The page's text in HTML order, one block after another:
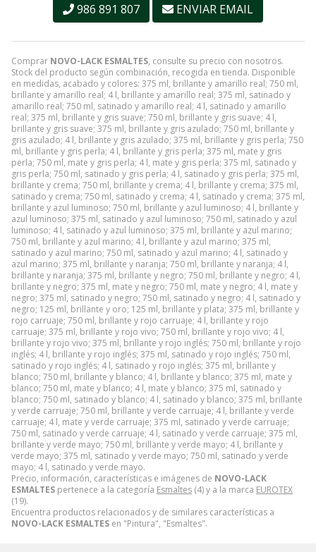
Comprar NOVO-LACK ESMALTES, consulte su precio con nosotros.
Stock del producto según combinación, recogida en tienda. Disponible
en medidas, acabado y colores: 375 ml, brillante y amarillo real; 750 ml,
brillante y amarillo real; 4 l, brillante y amarillo real; 375 ml, satinado y
amarillo real; 750 ml, satinado y amarillo real; 4 l, satinado y amarillo
real; 375 ml, brillante y gris suave; 750 ml, brillante y gris suave; 4 l,
brillante y gris suave; 375 ml, brillante y gris azulado; 750 ml, brillante y
gris azulado; 4 l, brillante y gris azulado; 375 ml, brillante y gris perla; 750
ml, brillante y gris perla; 4 l, brillante y gris perla; 375 ml, mate y gris
perla; 750 ml, mate y gris perla; 4 l, mate y gris perla; 375 ml, satinado y
gris perla; 750 ml, satinado y gris perla; 4 l, satinado y gris perla; 375 ml,
brillante y crema; 750 ml, brillante y crema; 4 l, brillante y crema; 375 ml,
satinado y crema; 750 ml, satinado y crema; 4 l, satinado y crema; 375 ml,
brillante y azul luminoso; 750 ml, brillante y azul luminoso; 4 l, brillante y
azul luminoso; 375 ml, satinado y azul luminoso; 750 ml, satinado y azul
luminoso; 4 l, satinado y azul luminoso; 375 ml, brillante y azul marino;
750 ml, brillante y azul marino; 4 l, brillante y azul marino; 375 ml,
satinado y azul marino; 750 ml, satinado y azul marino; 4 l, satinado y
azul marino; 375 ml, brillante y naranja; 750 ml, brillante y naranja; 4 l,
brillante y naranja; 375 ml, brillante y negro; 750 ml, brillante y negro; 4 l,
brillante y negro; 375 ml, mate y negro; 750 ml, mate y negro; 4 l, mate y
negro; 375 ml, satinado y negro; 750 ml, satinado y negro; 4 l, satinado y
negro; 125 ml, brillante y oro; 125 ml, brillante y plata; 375 ml, brillante y
rojo carruaje; 750 ml, brillante y rojo carruaje; 4 l, brillante y rojo
carruaje; 375 ml, brillante y rojo vivo; 750 ml, brillante y rojo vivo; 4 l,
brillante y rojo vivo; 375 ml, brillante y rojo inglés; 750 ml, brillante y rojo
inglés; 4 l, brillante y rojo inglés; 375 ml, satinado y rojo inglés; 750 ml,
satinado y rojo inglés; 4 l, satinado y rojo inglés; 375 ml, brillante y
blanco; 750 ml, brillante y blanco; 4 l, brillante y blanco; 375 ml, mate y
blanco; 750 ml, mate y blanco; 4 l, mate y blanco; 375 ml, satinado y
blanco; 750 ml, satinado y blanco; 4 l, satinado y blanco; 375 ml, brillante
y verde carruaje; 750 ml, brillante y verde carruaje; 4 l, brillante y verde
carruaje; 4 l, mate y verde carruaje; 375 ml, satinado y verde carruaje;
750 ml, satinado y verde carruaje; 4 l, satinado y verde carruaje; 375 ml,
brillante y verde mayo; 750 ml, brillante y verde mayo; 4 l, brillante y
verde mayo; 375 ml, satinado y verde mayo; 750 ml, satinado y verde
mayo; 4 l, satinado y verde mayo.
Precio, información, características e imágenes de NOVO-LACK
ESMALTES pertenece a la categoría Esmaltes (4) y a la marca EUROTEX
(19).
Encuentra productos relacionados y de similares características a
NOVO-LACK ESMALTES en "Pintura", "Esmaltes".
986 891 807 ENVIAR EMAIL